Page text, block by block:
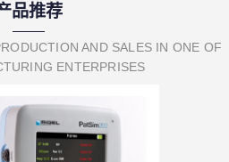
品推荐
AND SALES IN ONE OF
ENTERPRISES